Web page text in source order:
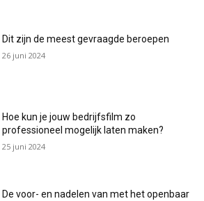
Dit zijn de meest gevraagde beroepen
26 juni 2024
Hoe kun je jouw bedrijfsfilm zo
professioneel mogelijk laten maken?
25 juni 2024
De voor- en nadelen van met het openbaar